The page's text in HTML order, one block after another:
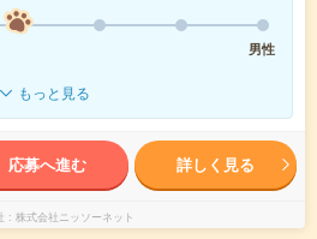
男性
もっと見る
応募へ進む 詳しく見る
株式会社ニッソーネット